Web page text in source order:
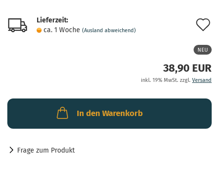
Lieferzeit:
ca. 1 Woche (Ausland abweichend)
NEU
38,90 EUR
inkl. 19% MwSt. zzgl. Versand
In den Warenkorb
Frage zum Produkt